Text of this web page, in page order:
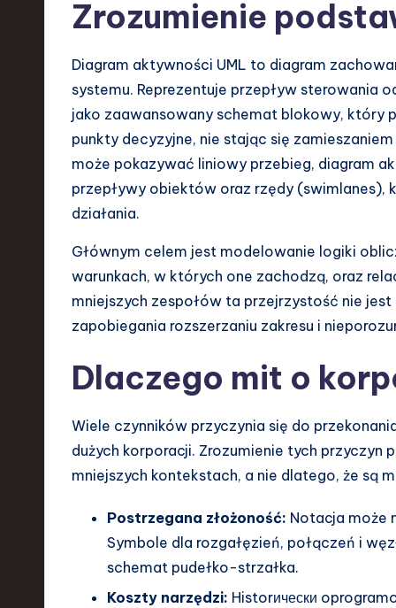
Zrozumienie
Diagram aktywności UML to diagram
systemu. Reprezentuje przepływ sterowania
jako zaawansowany schemat blokowy, który
punkty decyzyjne, nie stając się
może pokazywać liniowy przebieg, diagram
przepływy obiektów oraz rzędy (swimlanes),
działania.
Głównym celem jest modelowanie logiki
warunkach, w których one zachodzą, oraz
mniejszych zespołów ta przejrzystość nie
zapobiegania rozszerzaniu zakresu i
Dlaczego mit o
Wiele czynników przyczynia się do
dużych korporacji. Zrozumienie tych
mniejszych kontekstach, a nie dlatego, że są
Postrzegana złożoność: Notacja może
Symbole dla rozgałęzień, połączeń i
schemat pudełko-strzałka.
Koszty narzędzi: Historически